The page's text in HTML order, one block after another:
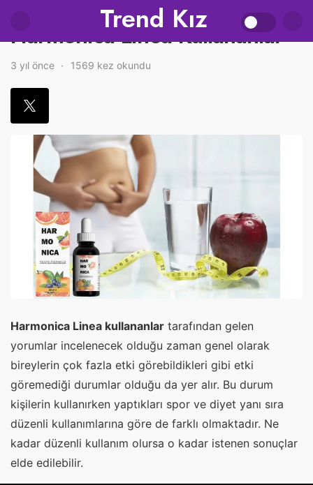
Trend Kız
Harmonica Linea Kullananlar
3 yıl önce 1569 kez okundu
Harmonica Linea kullananlar tarafından gelen
yorumlar incelenecek olduğu zaman genel olarak
bireylerin çok fazla etki görebildikleri gibi etki
göremediği durumlar olduğu da yer alır. Bu durum
kişilerin kullanırken yaptıkları spor ve diyet yanı sıra
düzenli kullanımlarına göre de farklı olmaktadır. Ne
kadar düzenli kullanım olursa o kadar istenen sonuçlar
elde edilebilir.